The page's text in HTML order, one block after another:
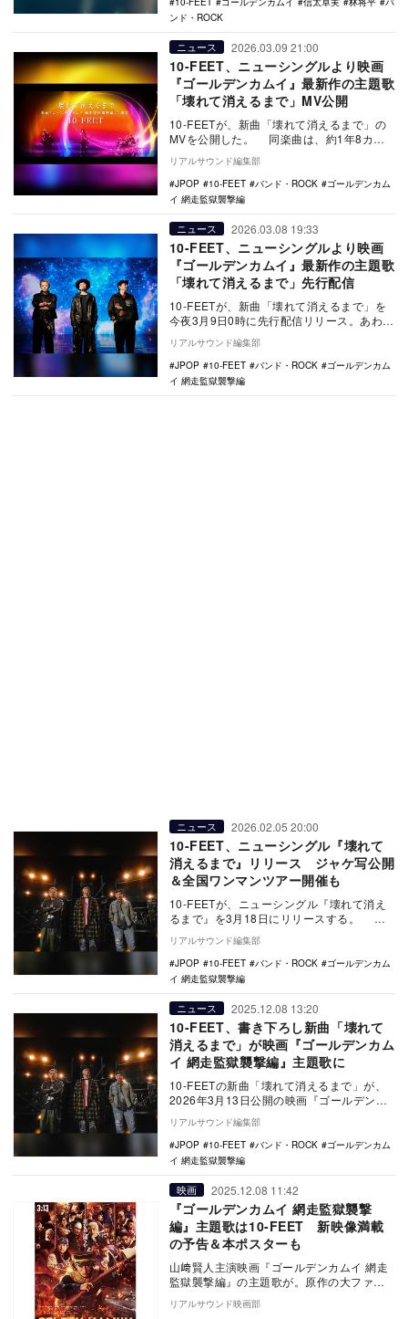
ンド・ROCK
ニュース 2026.03.09 21:00
10-FEET、ニューシングルより映画
『ゴールデンカムイ』最新作の主題歌
「壊れて消えるまで」MV公開
10-FEETが、新曲「壊れて消えるまで」の
MVを公開した。 同楽曲は、約1年8カ月
ぶり22枚目のCDシングルと…
リアルサウンド編集部
JPOP
10-FEET バンド・ROCK
ゴールデンカム
イ 網走監獄襲撃編
ニュース 2026.03.08 19:33
10-FEET、ニューシングルより映画
『ゴールデンカムイ』最新作の主題歌
「壊れて消えるまで」先行配信
10-FEETが、新曲「壊れて消えるまで」を
今夜3月9日0時に先行配信リリース。あわせ
て新アーティスト写真を公開した。 同
楽…
リアルサウンド編集部
JPOP
10-FEET バンド・ROCK
ゴールデンカム
イ 網走監獄襲撃編
ニュース 2026.02.05 20:00
10-FEET、ニューシングル『壊れて
消えるまで』リリース ジャケ写公開
＆全国ワンマンツアー開催も
10-FEETが、ニューシングル『壊れて消え
るまで』を3月18日にリリースする。 今
作は、約1年8カ月ぶりとなる22枚目のC…
リアルサウンド編集部
JPOP
10-FEET バンド・ROCK
ゴールデンカム
イ 網走監獄襲撃編
ニュース 2025.12.08 13:20
10-FEET、書き下ろし新曲「壊れて
消えるまで」が映画『ゴールデンカム
イ 網走監獄襲撃編』主題歌に
10-FEETの新曲「壊れて消えるまで」が、
2026年3月13日公開の映画『ゴールデンカ
ムイ 網走監獄襲撃編』主題歌に決定。ま
た…
リアルサウンド編集部
JPOP
10-FEET バンド・ROCK
ゴールデンカム
イ 網走監獄襲撃編
映画 2025.12.08 11:42
『ゴールデンカムイ 網走監獄襲撃
編』主題歌は10-FEET 新映像満載
の予告＆本ポスターも
山﨑賢人主演映画『ゴールデンカムイ 網走
監獄襲撃編』の主題歌が。原作の大ファン
だという10-FEETの「壊れて消えるまで」
に決定…
リアルサウンド映画部